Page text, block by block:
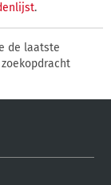
.
de laatste